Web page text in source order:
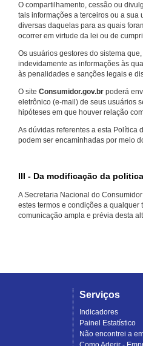
O compartilhamento, cessão ou
tais informações a terceiros ou a sua
diversas daquelas para as quais
ocorrer em virtude da lei ou de
Os usuários gestores do sistema
indevidamente as informações às
às penalidades e sanções legais e
O site Consumidor.gov.br poderá
eletrônico (e-mail) de seus usuários
hipóteses em que houver relação
As dúvidas referentes a esta Política
podem ser encaminhadas por meio
III - Da modificação da
A Secretaria Nacional do
estes termos e condições a qualquer
comunicação ampla e prévia desta
Serviços
Indicadores
Painel Estatístico
Não encontrei a